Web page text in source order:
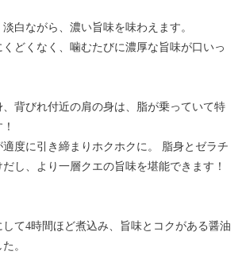
白ながら、濃い旨味を味わえます。
どくなく、噛むたびに濃厚な旨味が口いっ
背びれ付近の肩の身は、脂が乗っていて特
度に引き締まりホクホクに。 脂身とゼラチ
し、より一層クエの旨味を堪能できます！
て4時間ほど煮込み、旨味とコクがある醤油
。